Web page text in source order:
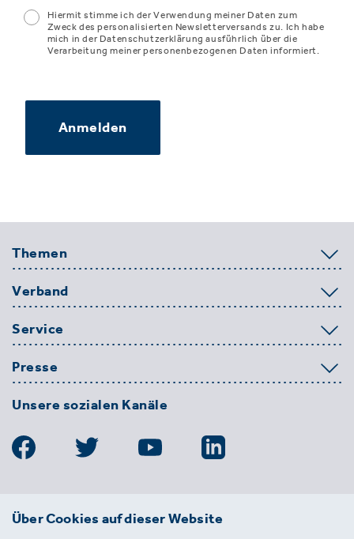
Hiermit stimme ich der Verwendung meiner Daten zum
Zweck des personalisierten Newsletterversands zu. Ich habe
mich in der Datenschutzerklärung ausführlich über die
Verarbeitung meiner personenbezogenen Daten informiert.
Anmelden
Themen
Verband
Service
Presse
Unsere sozialen Kanäle
BDE
Über Cookies auf dieser Website